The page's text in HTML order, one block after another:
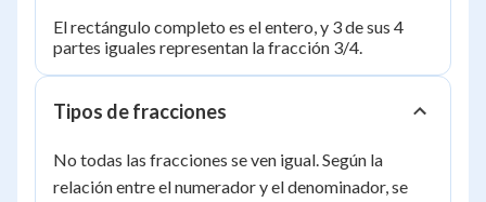
El rectángulo completo es el entero, y 3 de sus 4
partes iguales representan la fracción 3/4.
Tipos de fracciones
No todas las fracciones se ven igual. Según la
relación entre el numerador y el denominador, se